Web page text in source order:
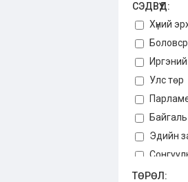
СЭДВҮҮД:
Хүний
Улс төр
Эдийн
Авлига
ТӨРӨЛ: